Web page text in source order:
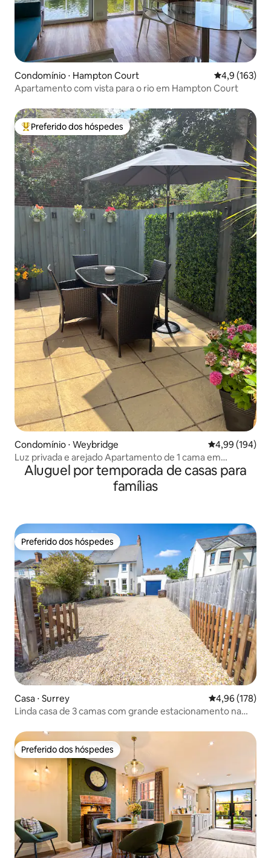
Condomínio ⋅ Hampton Court 4,9 de uma
4,9 (163)
Apartamento com vista para o rio em Hampton Court
Entre os melhores preferidos dos hóspedes
Preferido dos hóspedes
Condomínio ⋅ Weybridge 4,99 de uma
4,99 (194)
Luz privada e arejado Apartamento de 1 cama em
Weybridge
Aluguel por temporada de casas para
famílias
Preferido dos hóspedes
Preferido dos hóspedes
Casa ⋅ Surrey 4,96 de uma
4,96 (178)
Linda casa de 3 camas com grande estacionamento na
Preferido dos hóspedes
Preferido dos hóspedes